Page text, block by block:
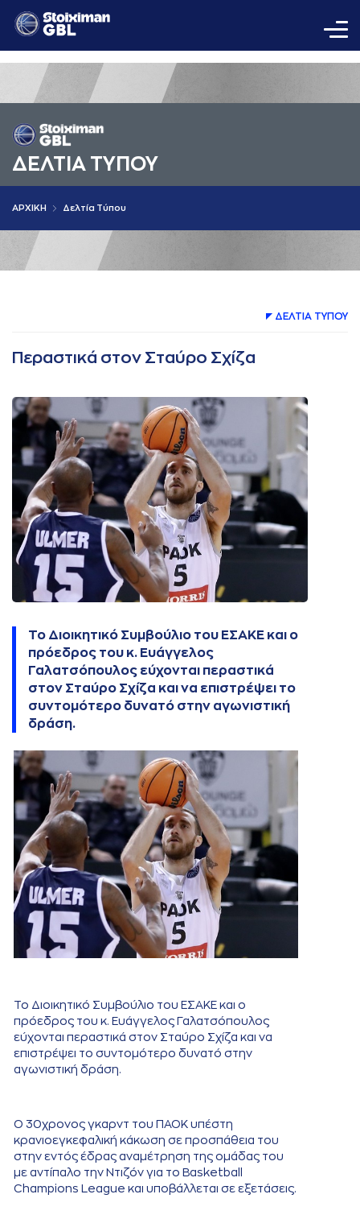
ΔΕΛΤΙA ΤΥΠΟΥ
AΡΧΙΚΗ Δελτία Τύπου
ΔΕΛΤΙA ΤΥΠΟΥ
Περαστικά στον Σταύρο Σχίζα
Το Διοικητικό Συμβούλιο του ΕΣΑΚΕ και ο
πρόεδρος του κ. Ευάγγελος
Γαλατσόπουλος εύχονται περαστικά
στον Σταύρο Σχίζα και να επιστρέψει το
συντομότερο δυνατό στην αγωνιστική
δράση.
Το Διοικητικό Συμβούλιο του ΕΣΑΚΕ και ο
πρόεδρος του κ. Ευάγγελος Γαλατσόπουλος
εύχονται περαστικά στον Σταύρο Σχίζα και να
επιστρέψει το συντομότερο δυνατό στην
αγωνιστική δράση.
Ο 30χρονος γκαρντ του ΠΑΟΚ υπέστη
κρανιοεγκεφαλική κάκωση σε προσπάθεια του
στην εντός έδρας αναμέτρηση της ομάδας του
με αντίπαλο την Ντιζόν για το Basketball
Champions League και υποβάλλεται σε εξετάσεις.